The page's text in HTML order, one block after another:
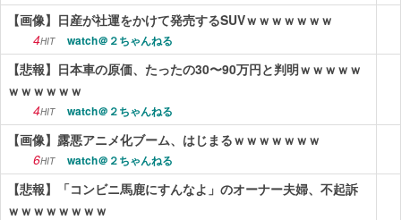
【画像】日産が社運をかけて発売するSUVｗｗｗｗｗｗｗ
4HIT watch＠２ちゃんねる
【悲報】日本車の原価、たったの30〜90万円と判明ｗｗｗｗｗ
ｗｗｗｗｗｗ
4HIT watch＠２ちゃんねる
【画像】露悪アニメ化ブーム、はじまるｗｗｗｗｗｗｗ
6HIT watch＠２ちゃんねる
【悲報】「コンビニ馬鹿にすんなよ」のオーナー夫婦、不起訴
ｗｗｗｗｗｗｗｗ